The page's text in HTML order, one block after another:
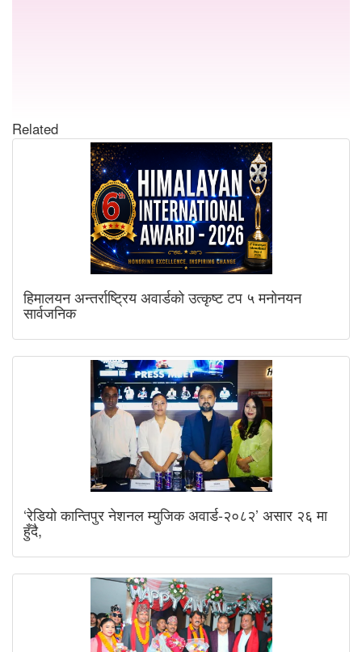
Related
हिमालयन अन्तर्राष्ट्रिय अवार्डको उत्कृष्ट टप ५ मनोनयन
सार्वजनिक
‘रेडियो कान्तिपुर नेशनल म्युजिक अवार्ड-२०८२’ असार २६ मा
हुँदै,